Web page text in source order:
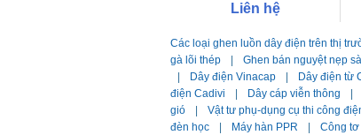
Liên hệ
Các loại ghen luồn dây điện trên thị
gà lõi thép
Ghen bán nguyệt nẹp
Dây điện Vinacap Dây điện từ
điện Cadivi
Dây cáp viễn thông
gió
Vật tư phụ-dụng cụ thi công
đèn học
Máy hàn PPR Công tơ